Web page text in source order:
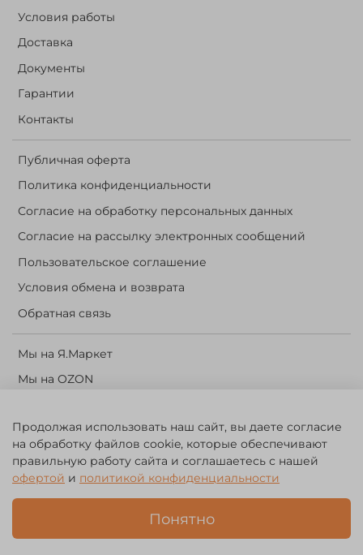
Условия работы
Доставка
Документы
Гарантии
Контакты
Публичная оферта
Политика конфиденциальности
Согласие на обработку персональных данных
Согласие на рассылку электронных сообщений
Пользовательское соглашение
Условия обмена и возврата
Обратная связь
Мы на Я.Маркет
Мы на OZON
Корзина
©️ 2014 - 2024 Forest River. Рыболовный интернет-магазин.
зн. № 756494
БИЗНЕС
Продолжая использовать наш сайт, вы даете согласие
на обработку файлов cookie, которые обеспечивают
правильную работу сайта и соглашаетесь с нашей
офертой и политикой конфиденциальности
Понятно